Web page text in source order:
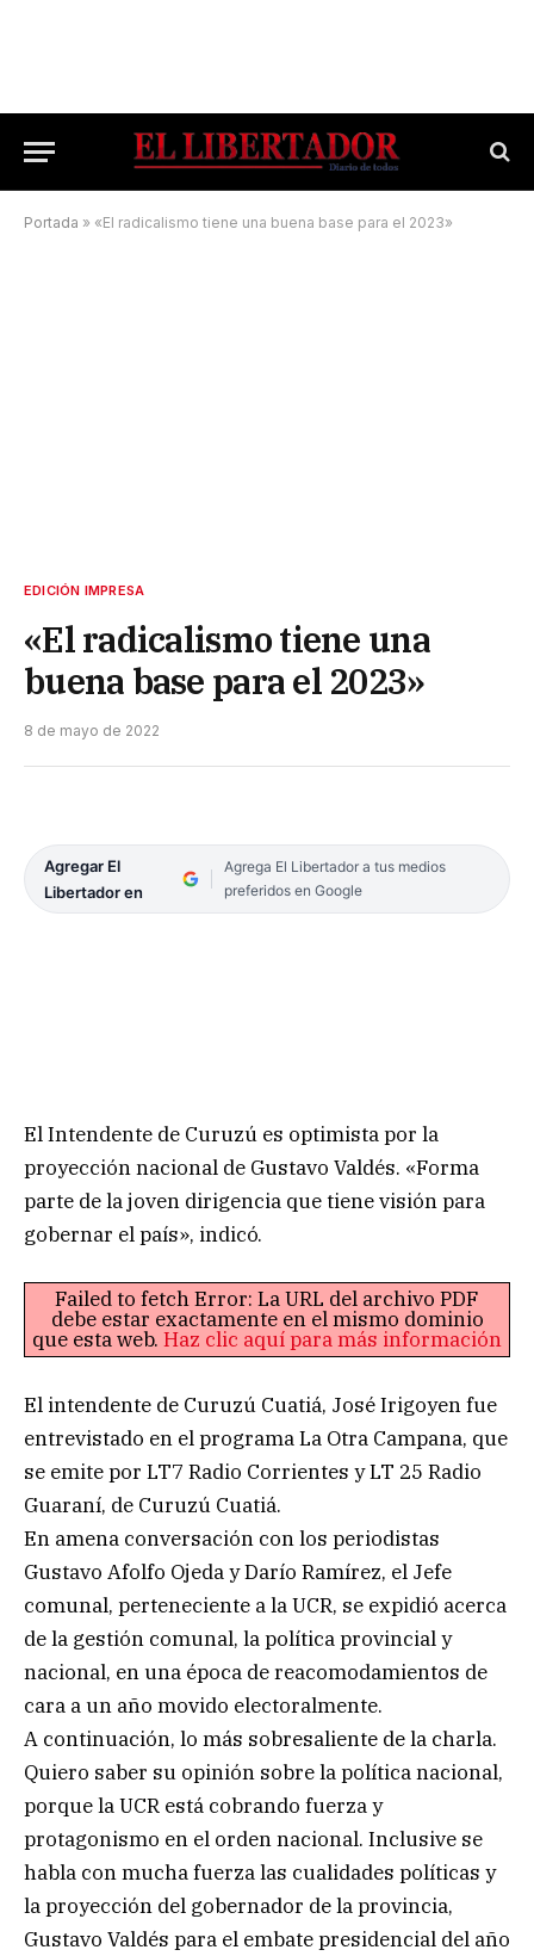
Portada » «El radicalismo tiene una buena base para el 2023»
EDICIÓN IMPRESA
«El radicalismo tiene una
buena base para el 2023»
8 de mayo de 2022
Agregar El
Libertador en
Agrega El Libertador a tus medios
preferidos en Google
El Intendente de Curuzú es optimista por la
proyección nacional de Gustavo Valdés. «Forma
parte de la joven dirigencia que tiene visión para
gobernar el país», indicó.
Failed to fetch Error: La URL del archivo PDF
debe estar exactamente en el mismo dominio
que esta web. Haz clic aquí para más información
El intendente de Curuzú Cuatiá, José Irigoyen fue
entrevistado en el programa La Otra Campana, que
se emite por LT7 Radio Corrientes y LT 25 Radio
Guaraní, de Curuzú Cuatiá.
En amena conversación con los periodistas
Gustavo Afolfo Ojeda y Darío Ramírez, el Jefe
comunal, perteneciente a la UCR, se expidió acerca
de la gestión comunal, la política provincial y
nacional, en una época de reacomodamientos de
cara a un año movido electoralmente.
A continuación, lo más sobresaliente de la charla.
Quiero saber su opinión sobre la política nacional,
porque la UCR está cobrando fuerza y
protagonismo en el orden nacional. Inclusive se
habla con mucha fuerza las cualidades políticas y
la proyección del gobernador de la provincia,
Gustavo Valdés para el embate presidencial del año